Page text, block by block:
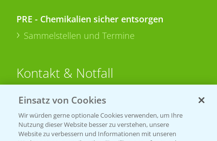
PRE - Chemikalien sicher entsorgen
Sammelstellen und Termine
Kontakt & Notfall
Beratung auf WhatsApp
T.+49 (0)174 346 564 1
Einsatz von Cookies
Wir würden gerne optionale Cookies verwenden, um Ihre
Nutzung dieser Website besser zu verstehen, unsere
Website zu verbessern und Informationen mit unseren